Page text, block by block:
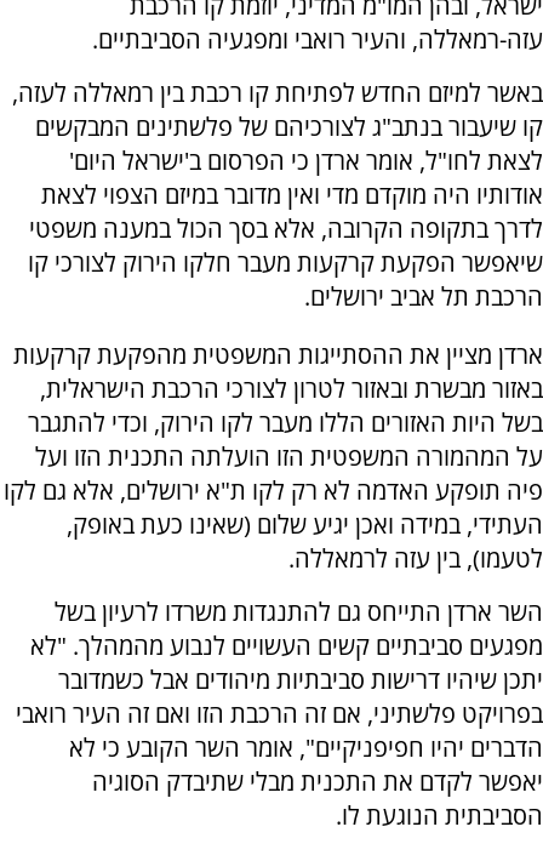
עזה-רמאללה, והעיר רואבי ומפגעיה הסביבתיים.
באשר למיזם החדש לפתיחת קו רכבת בין רמאללה לעזה,
קו שיעבור בנתב"ג לצורכיהם של פלשתינים המבקשים
לצאת לחו"ל, אומר ארדן כי הפרסום ב'ישראל היום'
אודותיו היה מוקדם מדי ואין מדובר במיזם הצפוי לצאת
לדרך בתקופה הקרובה, אלא בסך הכול במענה משפטי
שיאפשר הפקעת קרקעות מעבר חלקו הירוק לצורכי קו
הרכבת תל אביב ירושלים.
ארדן מציין את ההסתייגות המשפטית מהפקעת קרקעות
באזור מבשרת ובאזור לטרון לצורכי הרכבת הישראלית,
בשל היות האזורים הללו מעבר לקו הירוק, וכדי להתגבר
על המהמורה המשפטית הזו הועלתה התכנית הזו ועל
פיה תופקע האדמה לא רק לקו ת"א ירושלים, אלא גם לקו
העתידי, במידה ואכן יגיע שלום (שאינו כעת באופק,
לטעמו), בין עזה לרמאללה.
השר ארדן התייחס גם להתנגדות משרדו לרעיון בשל
מפגעים סביבתיים קשים העשויים לנבוע מהמהלך. "לא
יתכן שיהיו דרישות סביבתיות מיהודים אבל כשמדובר
בפרויקט פלשתיני, אם זה הרכבת הזו ואם זה העיר רואבי
הדברים יהיו חפיפניקיים", אומר השר הקובע כי לא
יאפשר לקדם את התכנית מבלי שתיבדק הסוגיה
הסביבתית הנוגעת לו.